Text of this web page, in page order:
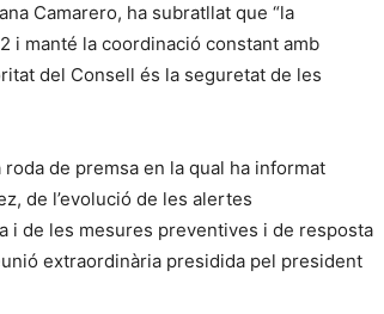
Camarero, ha subratllat que “la
i manté la coordinació constant amb
del Consell és la seguretat de les
de premsa en la qual ha informat
de l’evolució de les alertes
i de les mesures preventives i de resposta
extraordinària presidida pel president